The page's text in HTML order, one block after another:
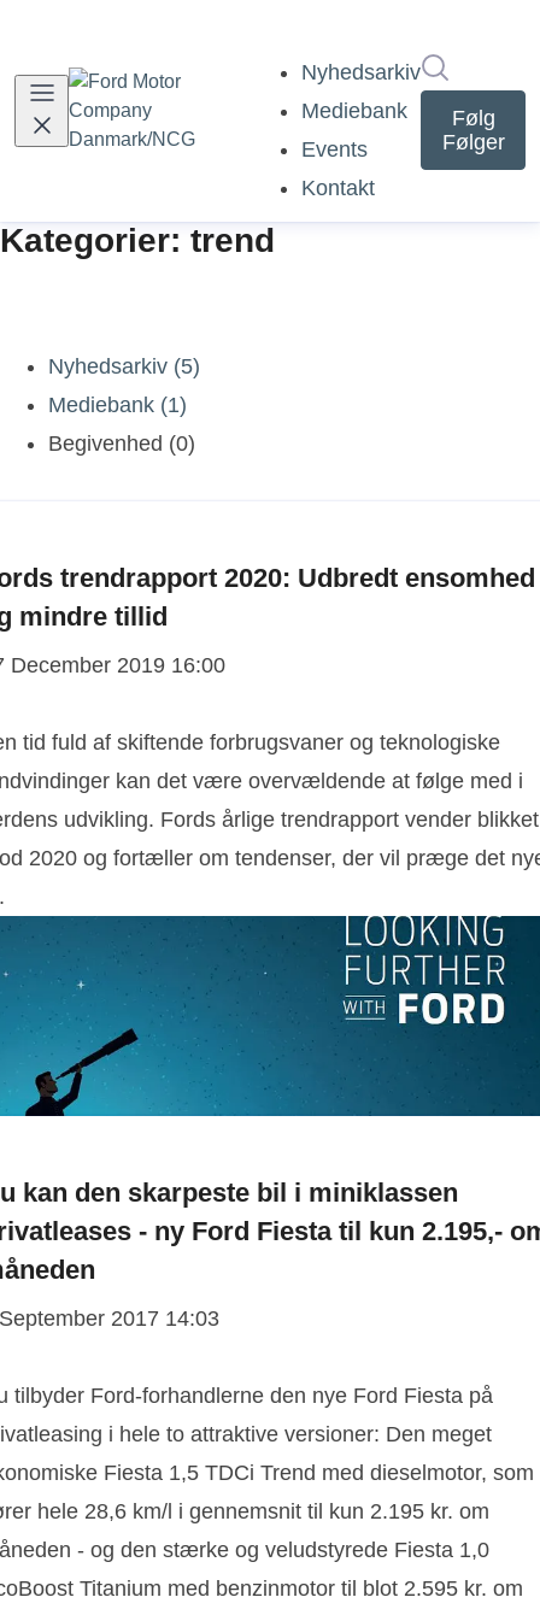
Nyhedsarkiv
Mediebank
Events
Kontakt
Følg
Følger
Kategorier: trend
Nyhedsarkiv (5)
Mediebank (1)
Begivenhed (0)
trendrapport 2020: Udbredt ensomhed
mindre tillid
December 2019 16:00
tid fuld af skiftende forbrugsvaner og teknologiske
kan det være overvældende at følge med i
udvikling. Fords årlige trendrapport vender blikket
2020 og fortæller om tendenser, der vil præge det
kan den skarpeste bil i miniklassen
- ny Ford Fiesta til kun 2.195,-
2017 14:03
tilbyder Ford-forhandlerne den nye Ford Fiesta på
i hele to attraktive versioner: Den meget
Fiesta 1,5 TDCi Trend med dieselmotor, som
hele 28,6 km/l i gennemsnit til kun 2.195 kr. om
- og den stærke og veludstyrede Fiesta 1,0
Titanium med benzinmotor til blot 2.595 kr. om